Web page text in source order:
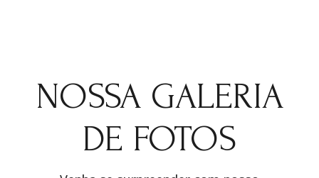
NOSSA GALERIA
DE FOTOS